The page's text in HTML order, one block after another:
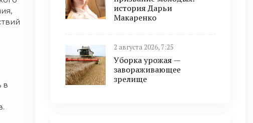
в
история Дарьи
Макаренко
2 августа 2026, 7:25
Уборка урожая —
завораживающее
зрелище